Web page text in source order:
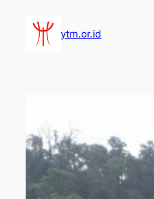
konten
ytm.or.id